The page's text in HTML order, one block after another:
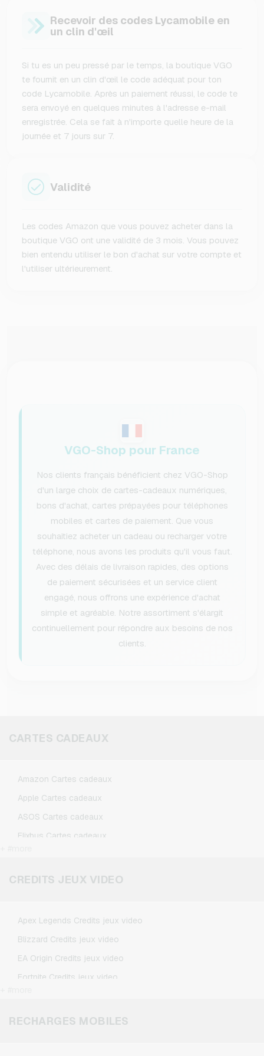
Recevoir des codes Lycamobile en
un clin d'œil
Si tu es un peu pressé par le temps, la boutique VGO
te fournit en un clin d'œil le code adéquat pour ton
code Lycamobile. Après un paiement réussi, le code te
sera envoyé en quelques minutes à l'adresse e-mail
enregistrée. Cela se fait à n'importe quelle heure de la
journée et 7 jours sur 7.
Validité
Les codes Amazon que vous pouvez acheter dans la
boutique VGO ont une validité de 3 mois. Vous pouvez
bien entendu utiliser le bon d'achat sur votre compte et
l'utiliser ultérieurement.
VGO-Shop pour France
Nos clients français bénéficient chez VGO-Shop
d'un large choix de cartes-cadeaux numériques,
bons d'achat, cartes prépayées pour téléphones
mobiles et cartes de paiement. Que vous
souhaitiez acheter un cadeau ou recharger votre
téléphone, nous avons les produits qu'il vous faut.
Avec des délais de livraison rapides, des options
de paiement sécurisées et un service client
engagé, nous offrons une expérience d'achat
simple et agréable. Notre assortiment s'élargit
continuellement pour répondre aux besoins de nos
clients.
CARTES CADEAUX
Amazon Cartes cadeaux
Apple Cartes cadeaux
ASOS Cartes cadeaux
Flixbus Cartes cadeaux
Google Play Cartes cadeaux
Zalando Cartes cadeaux
CREDITS JEUX VIDEO
Apex Legends Credits jeux video
Blizzard Credits jeux video
EA Origin Credits jeux video
Fortnite Credits jeux video
Minecraft Credits jeux video
RECHARGES MOBILES